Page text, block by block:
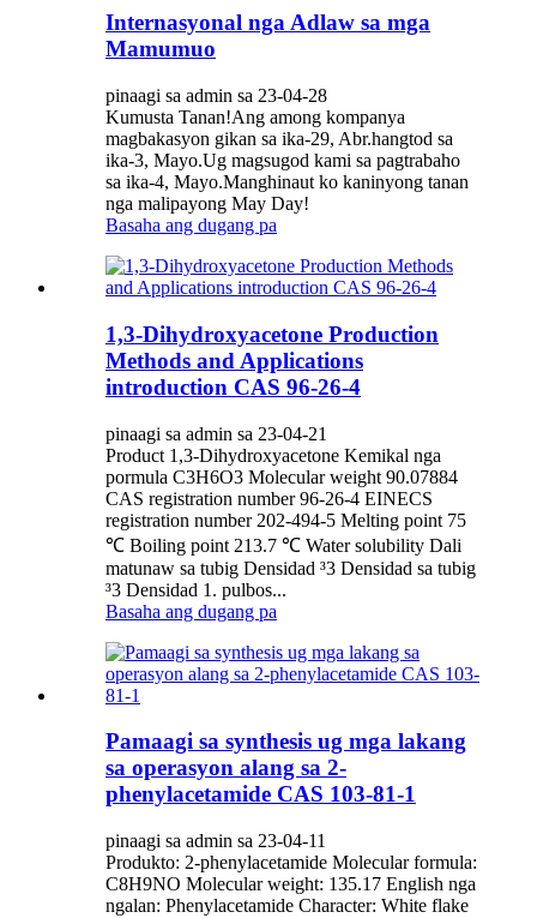
Internasyonal nga Adlaw sa mga
Mamumuo
pinaagi sa admin sa 23-04-28
Kumusta Tanan!Ang among kompanya
magbakasyon gikan sa ika-29, Abr.hangtod sa
ika-3, Mayo.Ug magsugod kami sa pagtrabaho
sa ika-4, Mayo.Manghinaut ko kaninyong tanan
nga malipayong May Day!
Basaha ang dugang pa
1,3-Dihydroxyacetone Production
Methods and Applications
introduction CAS 96-26-4
pinaagi sa admin sa 23-04-21
Product 1,3-Dihydroxyacetone Kemikal nga
pormula C3H6O3 Molecular weight 90.07884
CAS registration number 96-26-4 EINECS
registration number 202-494-5 Melting point 75
℃ Boiling point 213.7 ℃ Water solubility Dali
matunaw sa tubig Densidad ³3 Densidad sa tubig
³3 Densidad 1. pulbos...
Basaha ang dugang pa
Pamaagi sa synthesis ug mga lakang
sa operasyon alang sa 2-
phenylacetamide CAS 103-81-1
pinaagi sa admin sa 23-04-11
Produkto: 2-phenylacetamide Molecular formula:
C8H9NO Molecular weight: 135.17 English nga
ngalan: Phenylacetamide Character: White flake